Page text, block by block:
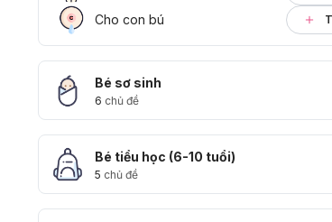
Cho con bú
Bé sơ sinh
6 chủ đề
Bé tiểu học (6-10 tuổi)
5 chủ đề